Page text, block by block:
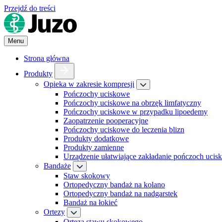
Przejdź do treści
Menu
Strona główna
Produkty
Opieka w zakresie kompresji
Pończochy uciskowe
Pończochy uciskowe na obrzęk limfatyczny
Pończochy uciskowe w przypadku lipoedemy
Zaopatrzenie pooperacyjne
Pończochy uciskowe do leczenia blizn
Produkty dodatkowe
Produkty zamienne
Urządzenie ułatwiające zakładanie pończoch
Bandaże
Staw skokowy
Ortopedyczny bandaż na kolano
Ortopedyczny bandaż na nadgarstek
Bandaż na łokieć
Ortezy